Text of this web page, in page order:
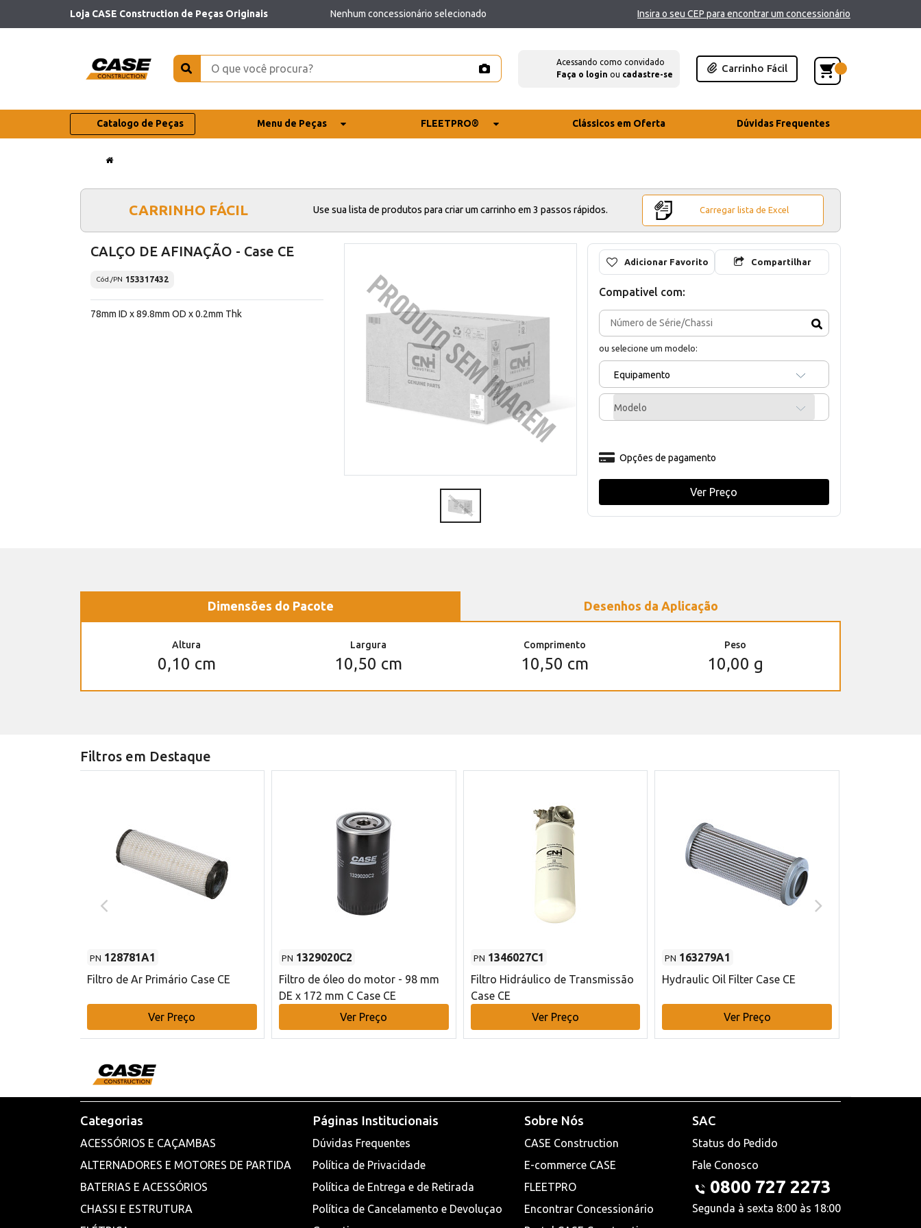
Loja CASE Construction de Peças Originais Nenhum concessionário selecionado Insira o seu CEP para encontrar um concessionário
Acessando como convidado
Faça o login ou cadastre-se
Carrinho Fácil
Catalogo de Peças Menu de Peças FLEETPRO® Clássicos em Oferta Dúvidas Frequentes
CARRINHO FÁCIL Use sua lista de produtos para criar um carrinho em 3 passos rápidos. Carregar lista de Excel
CALÇO DE AFINAÇÃO - Case CE
Cód./PN 153317432
78mm ID x 89.8mm OD x 0.2mm Thk
Adicionar Favorito Compartilhar
Compativel com:
ou selecione um modelo:
Equipamento
Modelo
Opções de pagamento
Ver Preço
Dimensões do Pacote Desenhos da Aplicação
Altura
0,10 cm
Largura
10,50 cm
Comprimento
10,50 cm
Peso
10,00 g
Filtros em Destaque
PN 128781A1
Filtro de Ar Primário Case CE
Ver Preço
PN 1329020C2
Filtro de óleo do motor - 98 mm
DE x 172 mm C Case CE
Ver Preço
PN 1346027C1
Filtro Hidráulico de Transmissão
Case CE
Ver Preço
PN 163279A1
Hydraulic Oil Filter Case CE
Ver Preço
Categorias
ACESSÓRIOS E CAÇAMBAS
ALTERNADORES E MOTORES DE PARTIDA
BATERIAS E ACESSÓRIOS
CHASSI E ESTRUTURA
Páginas Institucionais
Dúvidas Frequentes
Política de Privacidade
Política de Entrega e de Retirada
Política de Cancelamento e Devoluçao
Sobre Nós
CASE Construction
E-commerce CASE
FLEETPRO
Encontrar Concessionário
SAC
Status do Pedido
Fale Conosco
0800 727 2273
Segunda à sexta 8:00 às 18:00